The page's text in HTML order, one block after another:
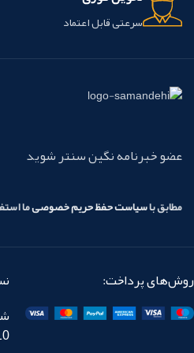
سرعتی قابل اعتماد
عضو خبرنامه نگین سنتر شوید
مطابق باسیاست حفظ حریم خصوصیما
روش‌های پرداخت: